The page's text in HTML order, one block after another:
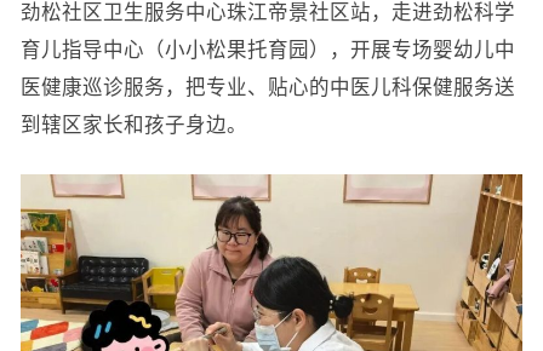
劲松社区卫生服务中心珠江帝景社区站，走进劲松科学
育儿指导中心（小小松果托育园），开展专场婴幼儿中
医健康巡诊服务，把专业、贴心的中医儿科保健服务送
到辖区家长和孩子身边。